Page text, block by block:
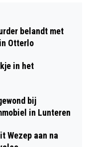
JE VANAF
JOLANDA
EN
belandt met
Otterlo
in het
bij
in Lunteren
Wezep aan na